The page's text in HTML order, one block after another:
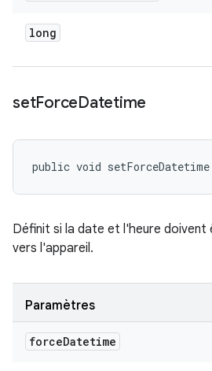
long
setForceDatetime
public void
Définit si la date et l'heure
vers l'appareil.
Paramètres
forceDatetime